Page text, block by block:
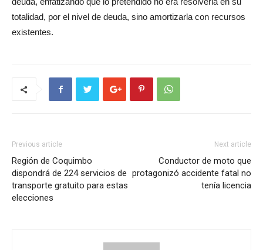
totalidad, por el nivel de deuda, sino amortizarla con recursos
existentes.
Previous article
Región de Coquimbo
dispondrá de 224 servicios de
transporte gratuito para estas
elecciones
Next article
Conductor de moto que
protagonizó accidente fatal no
tenía licencia